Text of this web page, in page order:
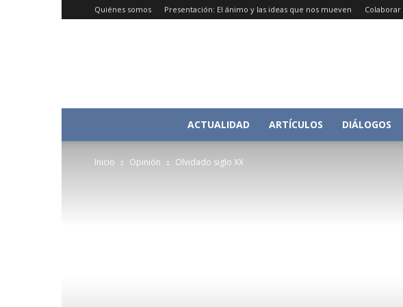
Quiénes somos Presentación: El ánimo y las ideas que nos mueven
ACTUALIDAD ARTÍCULOS DIÁLOGOS
Inicio Opinión Olvidado siglo XX